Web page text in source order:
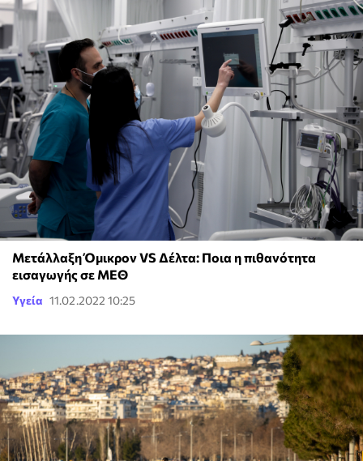
Μετάλλαξη Όμικρον VS Δέλτα: Ποια η πιθανότητα
εισαγωγής σε ΜΕΘ
Υγεία 11.02.2022 10:25